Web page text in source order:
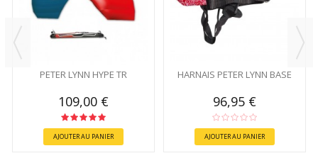
PETER LYNN HYPE TR
109,00 €
AJOUTER AU PANIER
HARNAIS PETER LYNN BASE
96,95 €
AJOUTER AU PANIER